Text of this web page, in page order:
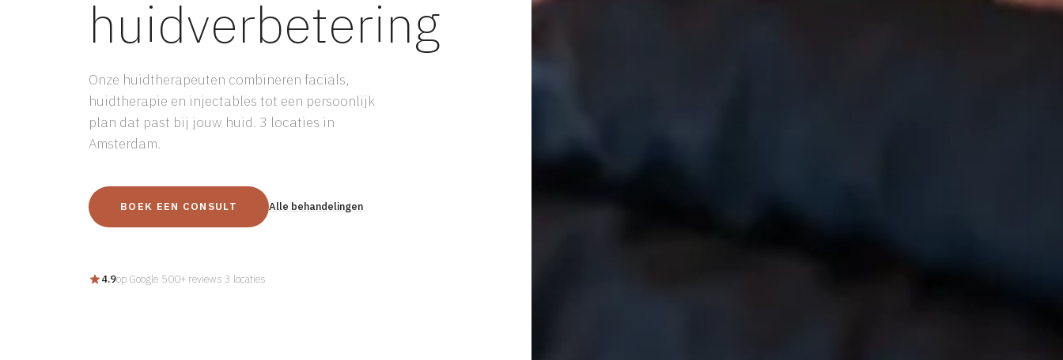
huidverbetering
Onze huidtherapeuten combineren facials,
huidtherapie en injectables tot een persoonlijk
plan dat past bij jouw huid. 3 locaties in
Amsterdam.
BOEK EEN CONSULT Alle behandelingen
4.9op Google 500+ reviews 3 locaties